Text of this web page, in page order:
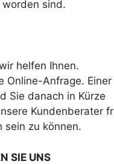
sind.
helfen Ihnen.
Online-Anfrage.
Sie danach in Kürze
Kundenberater
sein zu können.
SIE UNS